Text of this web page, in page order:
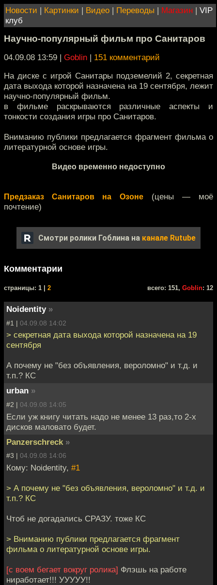
Новости | Картинки | Видео | Переводы | Магазин | VIP
клуб
Научно-популярный фильм про Санитаров
04.09.08 13:59 | Goblin | 151 комментарий
На диске с игрой Санитары подземелий 2, секретная
дата выхода которой назначена на 19 сентября, лежит
научно-популярный фильм.
в фильме раскрываются различные аспекты и
тонкости создания игры про Санитаров.
Вниманию публики предлагается фрагмент фильма о
литературной основе игры.
Видео временно недоступно
Предзаказ Санитаров на Озоне(цены — моё
почтение)
Смотри ролики Гоблина на канале Rutube
Комментарии
cтраницы: 1 | 2 всего: 151, Goblin: 12
Noidentity »
#1 | 04.09.08 14:02
> секретная дата выхода которой назначена на 19
сентября
А почему не "без объявления, вероломно" и т.д. и
т.п.? КС
urban »
#2 | 04.09.08 14:05
Если уж книгу читать надо не менее 13 раз,то 2-х
дисков маловато будет.
Panzerschreck »
#3 | 04.09.08 14:06
Кому: Noidentity, #1
> А почему не "без объявления, вероломно" и т.д. и
т.п.? КС
Чтоб не догадались СРАЗУ. тоже КС
> Вниманию публики предлагается фрагмент
фильма о литературной основе игры.
[c воем бегает вокруг ролика] Флэшь на работе
ниработает!!! УУУУУ!!